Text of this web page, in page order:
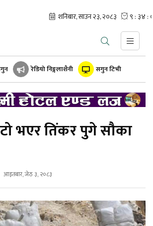
रेडियो निङ्गलाशैनी सगुन टिभी
भएर तिंकर पुगे सौका
आइतबार, जेठ ३, २०८३